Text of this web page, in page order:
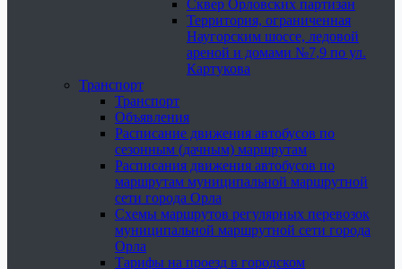
Сквер Орловских партизан
Территория, ограниченная
Наугорским шоссе, ледовой
ареной и домами №7,9 по ул.
Картукова
Транспорт
Транспорт
Объявления
Расписание движения автобусов по
сезонным (дачным) маршрутам
Расписания движения автобусов по
маршрутам муниципальной маршрутной
сети города Орла
Схемы маршрутов регулярных перевозок
муниципальной маршрутной сети города
Орла
Тарифы на проезд в городском